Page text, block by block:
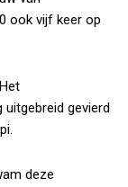
ook vijf keer op
gevierd
deze